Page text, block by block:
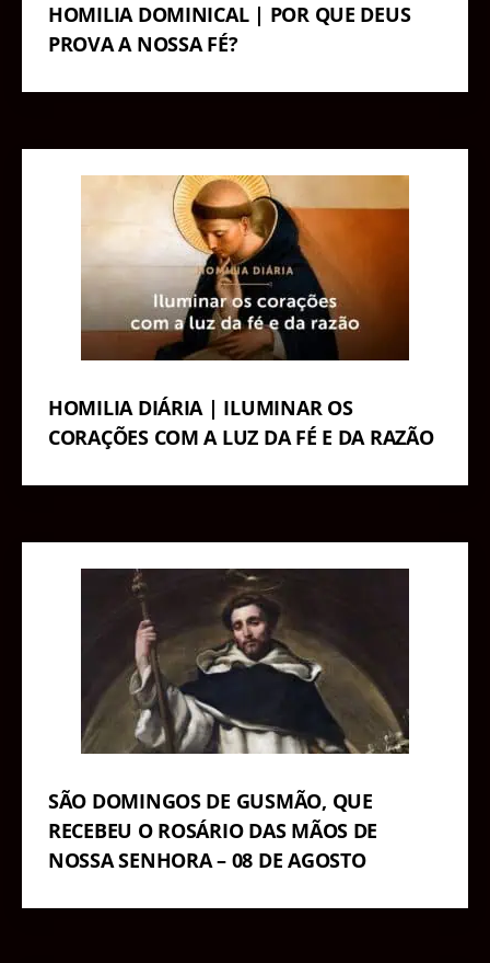
HOMILIA DOMINICAL | POR QUE DEUS
PROVA A NOSSA FÉ?
HOMILIA DIÁRIA | ILUMINAR OS
CORAÇÕES COM A LUZ DA FÉ E DA RAZÃO
SÃO DOMINGOS DE GUSMÃO, QUE
RECEBEU O ROSÁRIO DAS MÃOS DE
NOSSA SENHORA – 08 DE AGOSTO